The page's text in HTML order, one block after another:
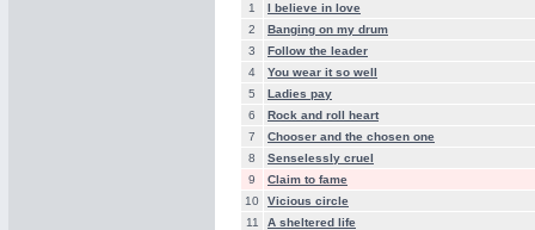
1
I believe in love
2
Banging on my drum
3
Follow the leader
4
You wear it so well
5
Ladies pay
6
Rock and roll heart
7
Chooser and the chosen one
8
Senselessly cruel
9
Claim to fame
10
Vicious circle
11
A sheltered life